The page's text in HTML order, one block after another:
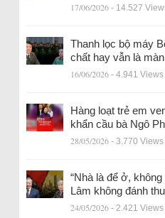
17/06/2026 - 14.527
Thanh lọc bộ máy
chất hay vẫn là
16/06/2026 - 4.941 Views
Hàng loạt trẻ em
khẩn cầu bà Ngô
28/05/2026 - 3.770 Views
“Nhà là để ở,
Lâm không đánh
24/05/2026 - 2.421 Views